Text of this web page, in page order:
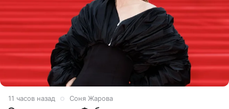
11 часов назад Соня Жарова